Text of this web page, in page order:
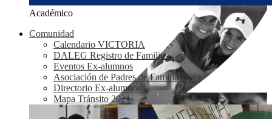
Académico
Comunidad
Calendario VICTORIA
DALEG Registro de Familias
Eventos Ex-alumnos
Asociación de Padres de Familia
Directorio Ex-alumnos
Mapa Tránsito 2021